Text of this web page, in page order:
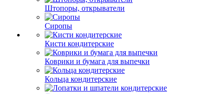
Штопоры, открыватели
Сиропы
Кисти кондитерские
Коврики и бумага для выпечки
Кольца кондитерские